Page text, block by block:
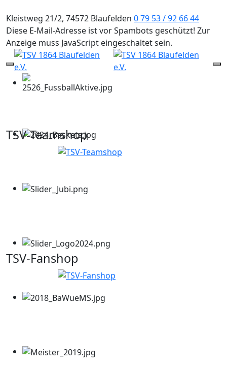
Kleistweg 21/2, 74572 Blaufelden 0 79 53 / 92 66 44
Diese E-Mail-Adresse ist vor Spambots geschützt! Zur
Anzeige muss JavaScript eingeschaltet sein.
Mobile Menu Toggle
TSV-Teamshop
TSV-Fanshop